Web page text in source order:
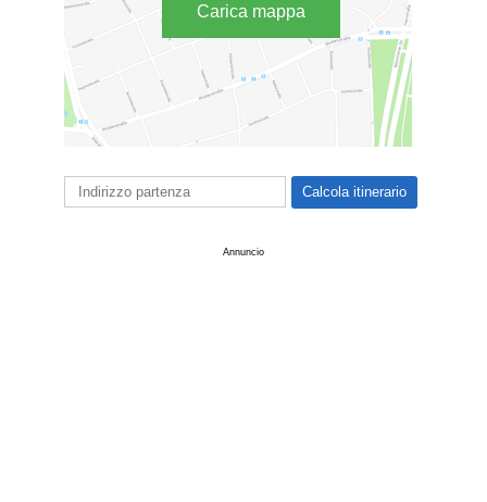
Carica mappa
Annuncio